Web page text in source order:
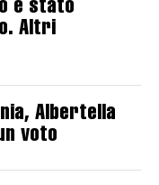
è stato
Altri
Albertella
voto